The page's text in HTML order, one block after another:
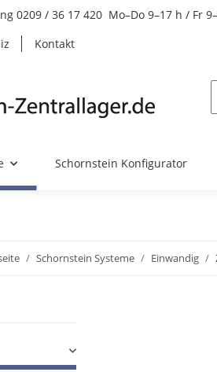
0209 / 36 17 420 Mo–Do 9–17 h / Fr
Kontakt
Schornstein Konfigurator
Schornstein Systeme Einwandig